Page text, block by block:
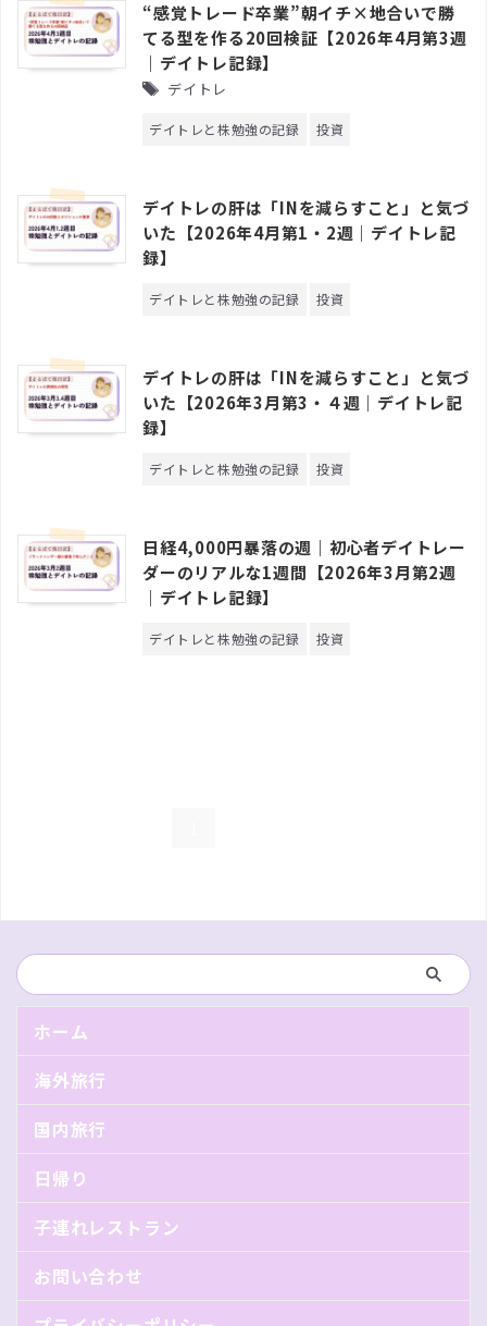
“感覚トレード卒業”朝イチ×地合いで勝
てる型を作る20回検証【2026年4月第3週
｜デイトレ記録】
デイトレ
デイトレと株勉強の記録 投資
デイトレの肝は「INを減らすこと」と気づ
いた【2026年4月第1・2週｜デイトレ記
録】
デイトレと株勉強の記録 投資
デイトレの肝は「INを減らすこと」と気づ
いた【2026年3月第3・４週｜デイトレ記
録】
デイトレと株勉強の記録 投資
日経4,000円暴落の週｜初心者デイトレー
ダーのリアルな1週間【2026年3月第2週
｜デイトレ記録】
デイトレと株勉強の記録 投資
ホーム
海外旅行
国内旅行
日帰り
子連れレストラン
お問い合わせ